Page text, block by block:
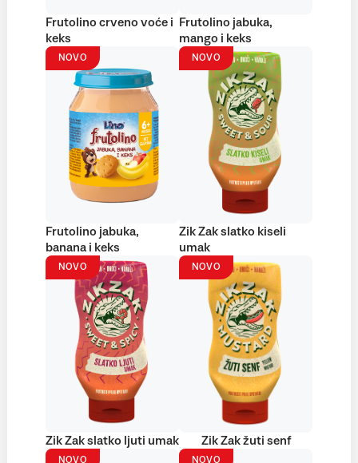
Frutolino crveno voće i
keks
Frutolino jabuka,
mango i keks
NOVO
Frutolino jabuka,
banana i keks
NOVO
Zik Zak slatko kiseli
umak
NOVO
Zik Zak slatko ljuti umak
NOVO
Zik Zak žuti senf
NOVO NOVO